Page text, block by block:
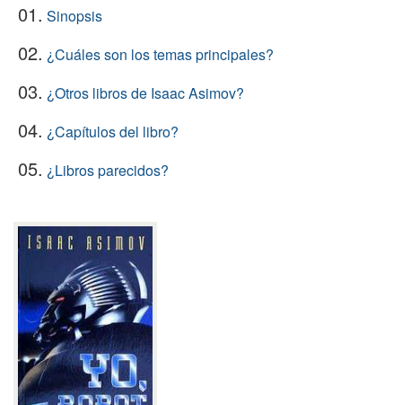
01. Sinopsis
02. ¿Cuáles son los temas principales?
03. ¿Otros libros de Isaac Asimov?
04. ¿Capítulos del libro?
05. ¿Libros parecidos?